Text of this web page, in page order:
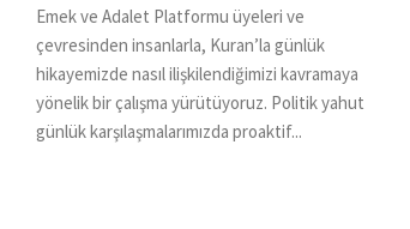
Emek ve Adalet Platformu üyeleri ve
çevresinden insanlarla, Kuran’la günlük
hikayemizde nasıl ilişkilendiğimizi kavramaya
yönelik bir çalışma yürütüyoruz. Politik yahut
günlük karşılaşmalarımızda proaktif...